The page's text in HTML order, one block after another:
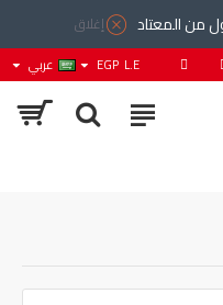
من المعتاد
إغلاق
L.E
EGP عربي